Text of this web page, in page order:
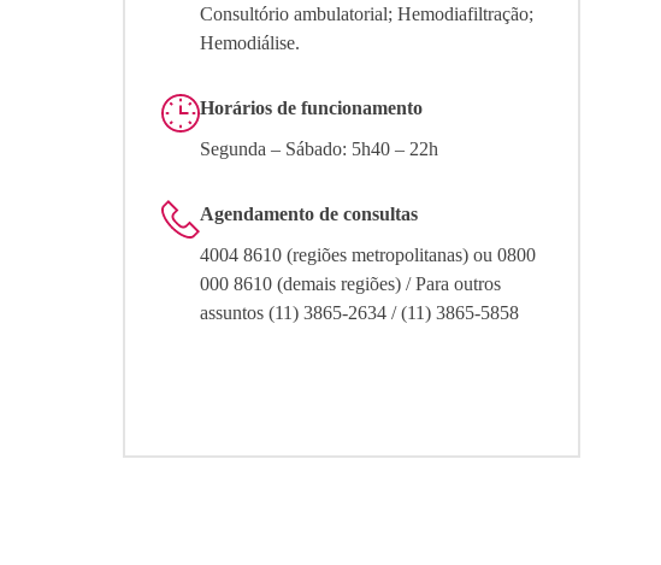
Consultório ambulatorial; Hemodiafiltração;
Hemodiálise.
Horários de funcionamento
Segunda – Sábado: 5h40 – 22h
Agendamento de consultas
4004 8610 (regiões metropolitanas) ou 0800
000 8610 (demais regiões) / Para outros
assuntos (11) 3865-2634 / (11) 3865-5858